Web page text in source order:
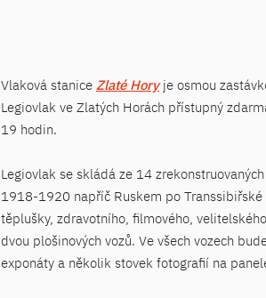
Vlaková stanice Zlaté Horyje osmou
Legiovlak ve Zlatých Horách přístupný
19 hodin.
Legiovlak se skládá ze 14
1918-1920 napříč Ruskem po
těplušky, zdravotního, filmového,
dvou plošinových vozů. Ve všech vozech
exponáty a několik stovek fotografií na